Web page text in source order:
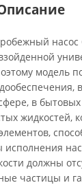
насос
модель
в
в
жидкостей,
должны
частицы и